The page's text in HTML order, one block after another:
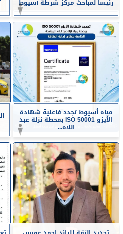
رئيسا لمباحث مركز شرطة أسيوط
مياه أسيوط تجدد فاعلية شهادة
الأيزو ISO 50001 بمحطة نزلة عبد
اللاه...